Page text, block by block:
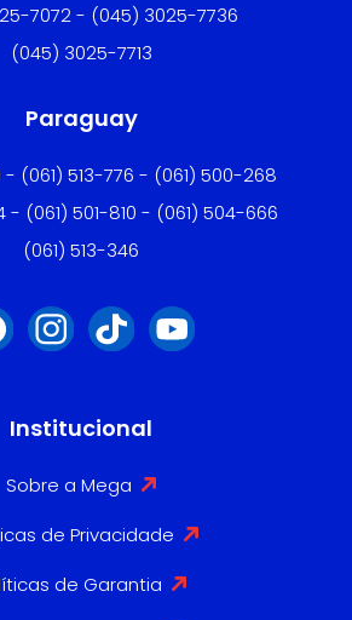
7072 - (045) 3025-7736
(045) 3025-7713
Paraguay
- (061) 513-776 - (061) 500-268
- (061) 501-810 - (061) 504-666
(061) 513-346
Institucional
Sobre a Mega
de Privacidade
de Garantia